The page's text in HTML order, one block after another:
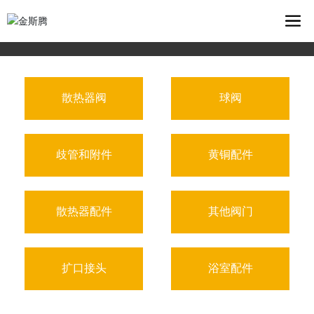
散热器阀 球阀
歧管和附件 黄铜配件
散热器配件 其他阀门
扩口接头 浴室配件